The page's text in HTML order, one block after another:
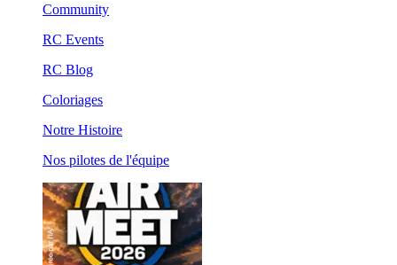
Community
RC Events
RC Blog
Coloriages
Notre Histoire
Nos pilotes de l'équipe